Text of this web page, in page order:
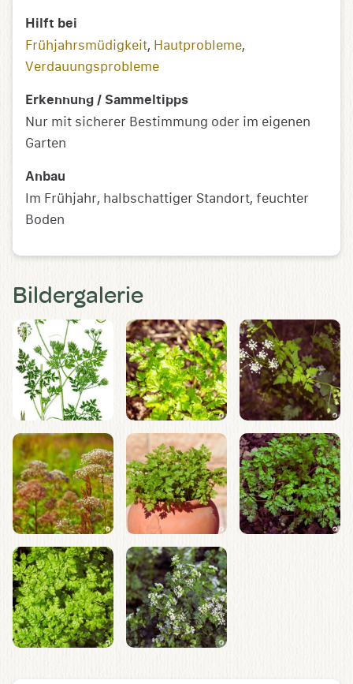
Hilft bei
Frühjahrsmüdigkeit, Hautprobleme,
Verdauungsprobleme
Erkennung / Sammeltipps
Nur mit sicherer Bestimmung oder im eigenen
Garten
Anbau
Im Frühjahr, halbschattiger Standort, feuchter
Boden
Bildergalerie